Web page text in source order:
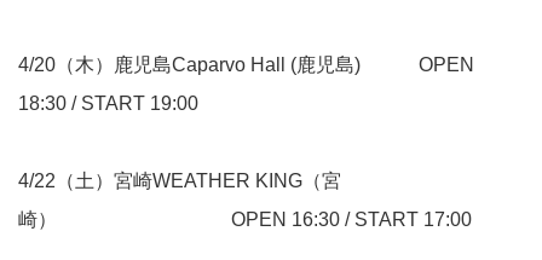
4/20（木）鹿児島Caparvo Hall (鹿児島) OPEN
18:30 / START 19:00
4/22（土）宮崎WEATHER KING（宮
崎） OPEN 16:30 / START 17:00